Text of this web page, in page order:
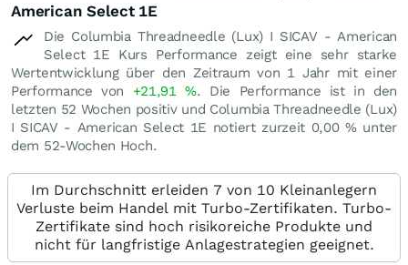
American Select 1E
Die Columbia Threadneedle (Lux) I SICAV - American
Select 1E Kurs Performance zeigt eine sehr starke
Wertentwicklung über den Zeitraum von 1 Jahr mit einer
Performance von +21,91%. Die Performance ist in den
letzten 52 Wochen positiv und Columbia Threadneedle (Lux)
I SICAV - American Select 1E notiert zurzeit 0,00%unter
dem 52-Wochen Hoch.
Im Durchschnitt erleiden 7 von 10 Kleinanlegern
Verluste beim Handel mit Turbo-Zertifikaten. Turbo-
Zertifikate sind hoch risikoreiche Produkte und
nicht für langfristige Anlagestrategien geeignet.